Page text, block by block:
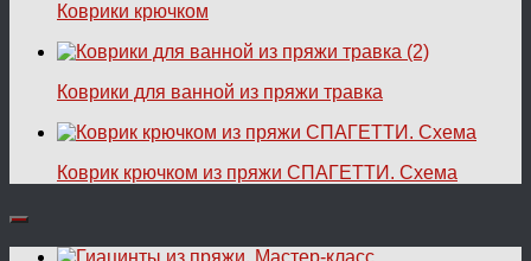
Коврики крючком
Коврики для ванной из пряжи травка
Коврик крючком из пряжи СПАГЕТТИ. Схема